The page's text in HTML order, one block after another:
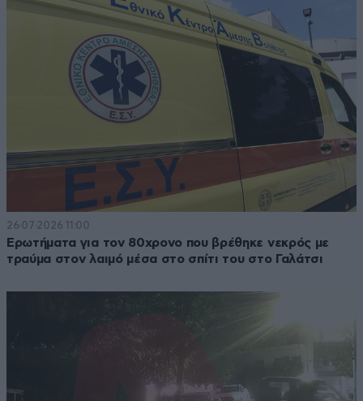
26·07·2026 11:00
Ερωτήματα για τον 80χρονο που βρέθηκε νεκρός με
τραύμα στον λαιμό μέσα στο σπίτι του στο Γαλάτσι